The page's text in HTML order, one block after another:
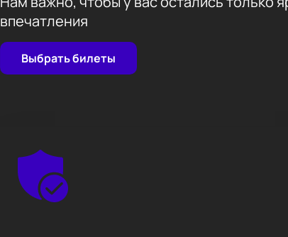
впечатления
Выбрать билеты